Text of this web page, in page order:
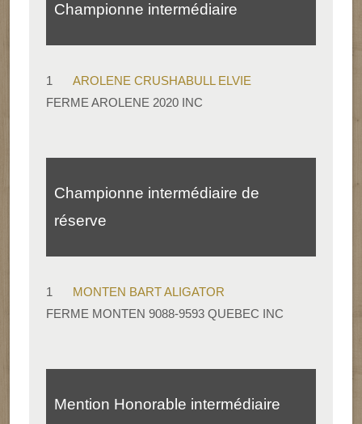
Championne intermédiaire
1
AROLENE CRUSHABULL ELVIE
FERME AROLENE 2020 INC
Championne intermédiaire de
réserve
1
MONTEN BART ALIGATOR
FERME MONTEN 9088-9593 QUEBEC INC
Mention Honorable intermédiaire